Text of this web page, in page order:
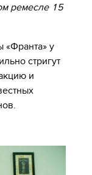
ремесле 15
«Франта» у
стригут
и